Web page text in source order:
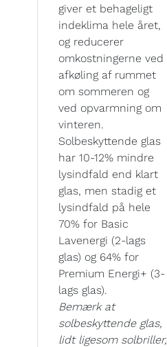
giver et behageligt
indeklima hele året,
og reducerer
omkostningerne ved
afkøling af rummet
om sommeren og
ved opvarmning om
vinteren.
Solbeskyttende glas
har 10-12% mindre
lysindfald end klart
glas, men stadig et
lysindfald på hele
70% for Basic
Lavenergi (2-lags
glas) og 64% for
Premium Energi+ (3-
lags glas).
Bemærk at
solbeskyttende glas,
lidt ligesom solbriller,